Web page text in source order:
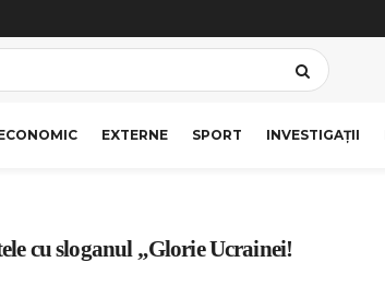
EXTERNE SPORT INVESTIGAȚII
cu sloganul „Glorie Ucrainei!